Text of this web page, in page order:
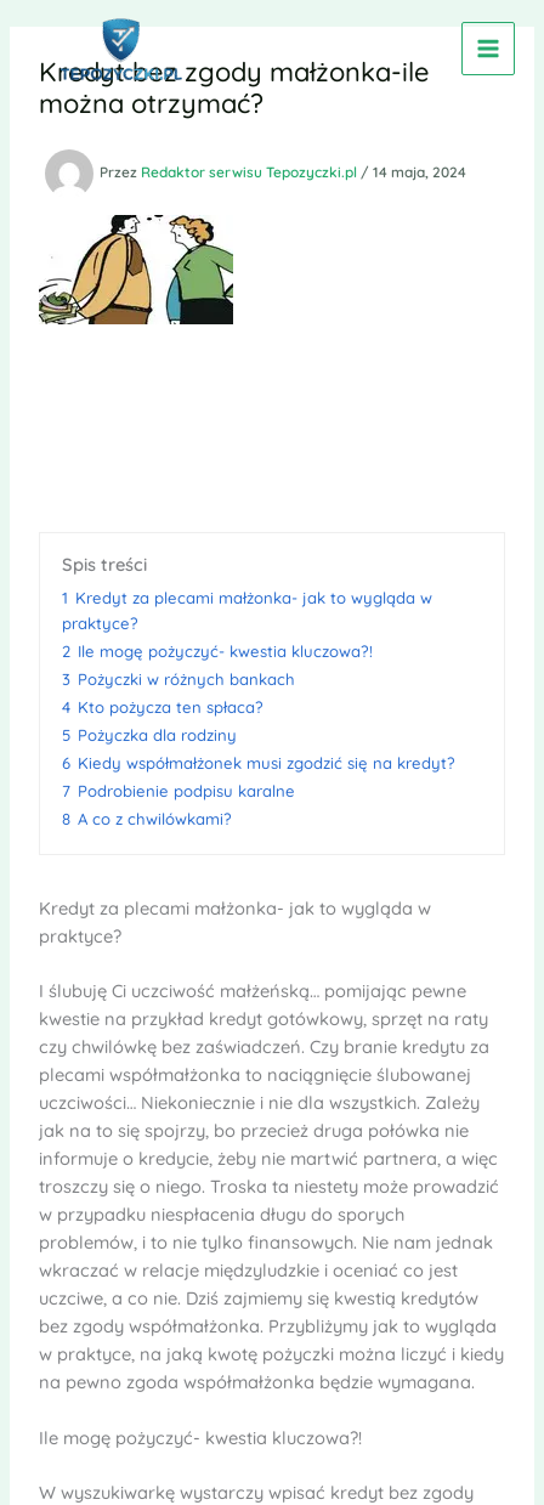
treściKredyt bez zgody małżonka-ile
można otrzymać?
Przez Redaktor serwisu Tepozyczki.pl / 14 maja, 2024
Spis treści
1 Kredyt za plecami małżonka- jak to wygląda w
praktyce?
2 Ile mogę pożyczyć- kwestia kluczowa?!
3 Pożyczki w różnych bankach
4 Kto pożycza ten spłaca?
5 Pożyczka dla rodziny
6 Kiedy współmałżonek musi zgodzić się na kredyt?
7 Podrobienie podpisu karalne
8 A co z chwilówkami?
Kredyt za plecami małżonka- jak to wygląda w
praktyce?
I ślubuję Ci uczciwość małżeńską… pomijając pewne
kwestie na przykład kredyt gotówkowy, sprzęt na raty
czy chwilówkę bez zaświadczeń. Czy branie kredytu za
plecami współmałżonka to naciągnięcie ślubowanej
uczciwości… Niekoniecznie i nie dla wszystkich. Zależy
jak na to się spojrzy, bo przecież druga połówka nie
informuje o kredycie, żeby nie martwić partnera, a więc
troszczy się o niego. Troska ta niestety może prowadzić
w przypadku niespłacenia długu do sporych
problemów, i to nie tylko finansowych. Nie nam jednak
wkraczać w relacje międzyludzkie i oceniać co jest
uczciwe, a co nie. Dziś zajmiemy się kwestią kredytów
bez zgody współmałżonka. Przybliżymy jak to wygląda
w praktyce, na jaką kwotę pożyczki można liczyć i kiedy
na pewno zgoda współmałżonka będzie wymagana.
Ile mogę pożyczyć- kwestia kluczowa?!
W wyszukiwarkę wystarczy wpisać kredyt bez zgody